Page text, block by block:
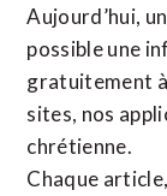
Aujourd’hui,
possible une
gratuitement
sites, nos
chrétienne.
Chaque